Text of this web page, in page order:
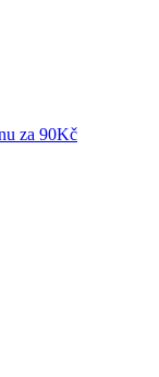
za 90Kč